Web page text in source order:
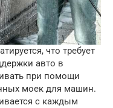
что требует
авто в
при помощи
моек для машин.
с каждым